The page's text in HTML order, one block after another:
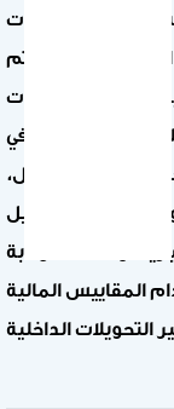
واستخدام البيانات
، حيث يتم
كنظام للمعلومات
المحاسبية في
تكاليف المراحل،
قياس وتحليل
واهداف الرقابة
المقاييس المالية